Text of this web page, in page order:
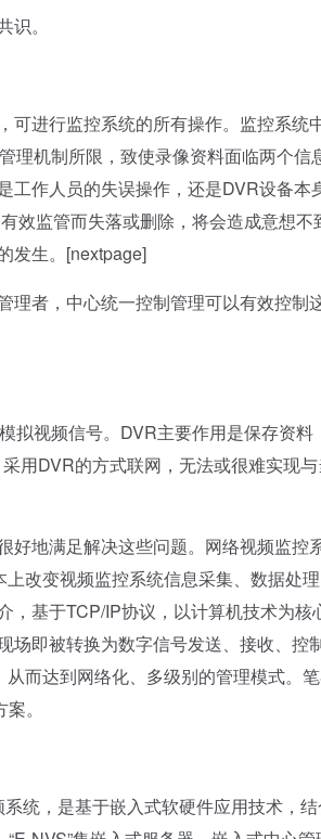
。
进行监控系统的所有操作。监控系统
理机制所限，致使录像资料面临两个信
工作人员的失误操作，还是DVR设备本
效监管而失落或删除，将会造成意想不
发生。[nextpage]
者，中心统一控制管理可以有效控制
视频信号。DVR主要作用是保存资料
用DVR的方式联网，无法或很难实现
地满足解决这些问题。网络视频监控
改变视频监控系统信息采集、数据处
，基于TCP/IP协议，以计算机技术为核
场即被转换为数字信号发送、接收、控
而达到网络化、多级别的管理模式。
。
统，是基于嵌入式软硬件应用技术，